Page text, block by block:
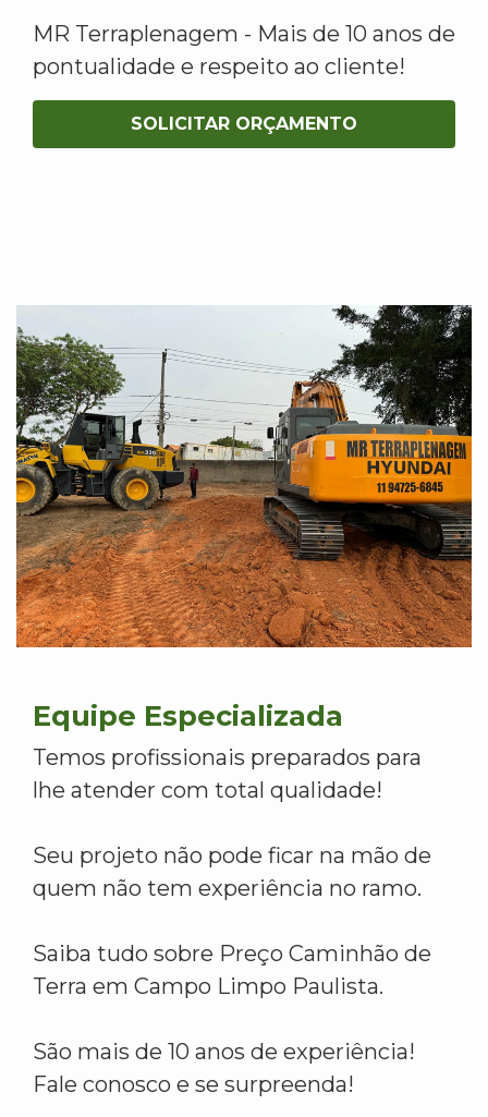
MR Terraplenagem - Mais de 10 anos de
pontualidade e respeito ao cliente!
SOLICITAR ORÇAMENTO
Equipe Especializada
Temos profissionais preparados para
lhe atender com total qualidade!
Seu projeto não pode ficar na mão de
quem não tem experiência no ramo.
Saiba tudo sobre Preço Caminhão de
Terra em Campo Limpo Paulista.
São mais de 10 anos de experiência!
Fale conosco e se surpreenda!